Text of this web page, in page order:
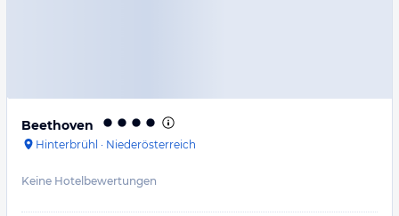
Beethoven
Hinterbrühl · Niederösterreich
Keine Hotelbewertungen